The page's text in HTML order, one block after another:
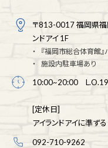
〒813-0017 福岡県福
ンドアイ 1F
『福岡市総合体育館
施設内駐車場あり
10:00~20:00
[定休日]
アイランドアイに準ずる
092-710-9262